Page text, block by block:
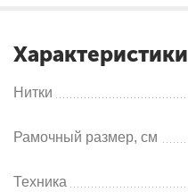
Характеристики
Нитки
Рамочный размер, см
Техника